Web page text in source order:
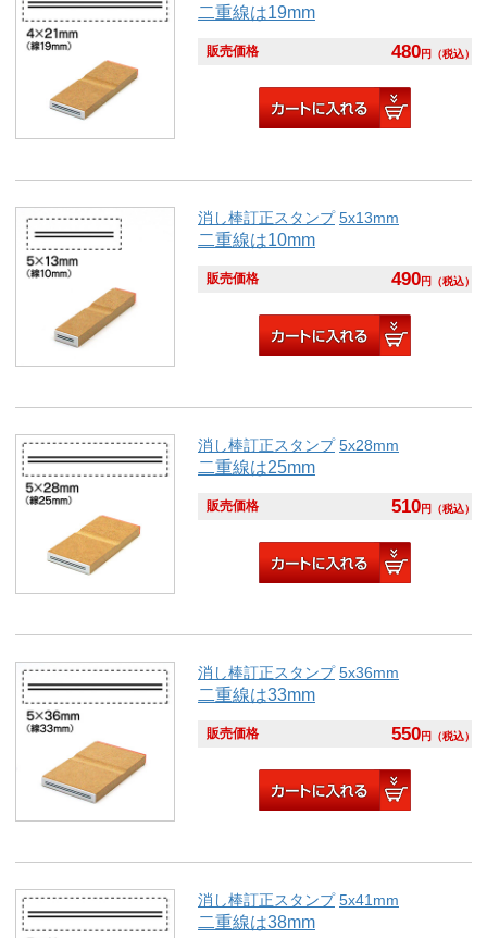
二重線は19mm
販売価格 480円 （税込）
消し棒訂正スタンプ 5x13mm
二重線は10mm
販売価格 490円 （税込）
消し棒訂正スタンプ 5x28mm
二重線は25mm
販売価格 510円 （税込）
消し棒訂正スタンプ 5x36mm
二重線は33mm
販売価格 550円 （税込）
消し棒訂正スタンプ 5x41mm
二重線は38mm